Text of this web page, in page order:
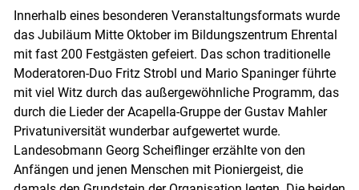
Innerhalb eines besonderen Veranstaltungsformats wurde
das Jubiläum Mitte Oktober im Bildungszentrum Ehrental
mit fast 200 Festgästen gefeiert. Das schon traditionelle
Moderatoren-Duo Fritz Strobl und Mario Spaninger führte
mit viel Witz durch das außergewöhnliche Programm, das
durch die Lieder der Acapella-Gruppe der Gustav Mahler
Privatuniversität wunderbar aufgewertet wurde.
Landesobmann Georg Scheiflinger erzählte von den
Anfängen und jenen Menschen mit Pioniergeist, die